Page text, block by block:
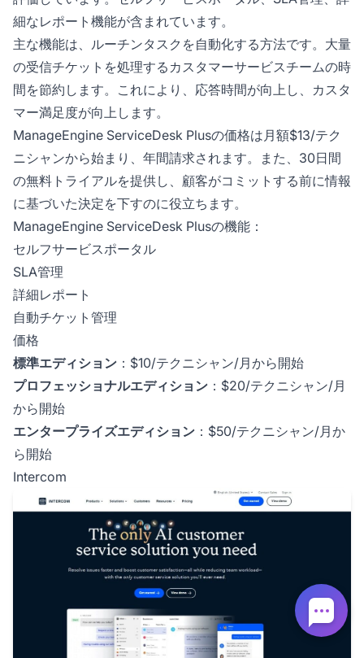
細なレポート機能が含まれています。
主な機能は、ルーチンタスクを自動化する方法です。大量
の受信チケットを処理するカスタマーサービスチームの時
間を節約します。これにより、応答時間が向上し、カスタ
マー満足度が向上します。
ManageEngine ServiceDesk Plusの価格は月額$13/テク
ニシャンから始まり、年間請求されます。また、30日間
の無料トライアルを提供し、顧客がコミットする前に情報
に基づいた決定を下すのに役立ちます。
ManageEngine ServiceDesk Plusの機能：
セルフサービスポータル
SLA管理
詳細レポート
自動チケット管理
価格
標準エディション ：$10/テクニシャン/月から開始
プロフェッショナルエディション ：$20/テクニシャン/月
から開始
エンタープライズエディション ：$50/テクニシャン/月か
ら開始
Intercom